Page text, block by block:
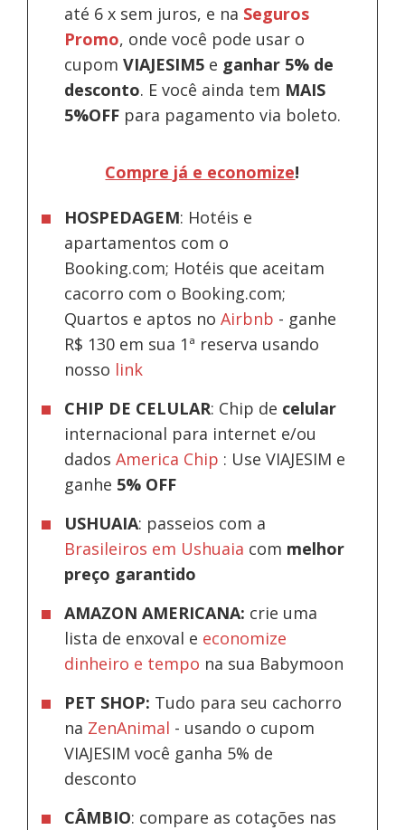
até 6 x sem juros, e na Seguros
Promo, onde você pode usar o
cupomVIAJESIM5 e ganhar 5% de
desconto. E você ainda tem MAIS
5%OFF para pagamento via boleto.
Compre já e economize!
HOSPEDAGEM: Hotéis e
apartamentos com o
Booking.com; Hotéis que aceitam
cacorro com o Booking.com;
Quartos e aptos noAirbnb - ganhe
R$ 130 em sua 1ª reserva usando
nosso link
CHIP DE CELULAR: Chip de celular
internacional para internet e/ou
dadosAmerica Chip : Use VIAJESIM e
ganhe 5% OFF
USHUAIA: passeios com a
Brasileiros em Ushuaia com melhor
preço garantido
AMAZON AMERICANA: crie uma
lista de enxoval e economize
dinheiro e tempo na sua Babymoon
PET SHOP: Tudo para seu cachorro
na ZenAnimal - usando o cupom
VIAJESIM você ganha 5% de
desconto
CÂMBIO: compare as cotações nas